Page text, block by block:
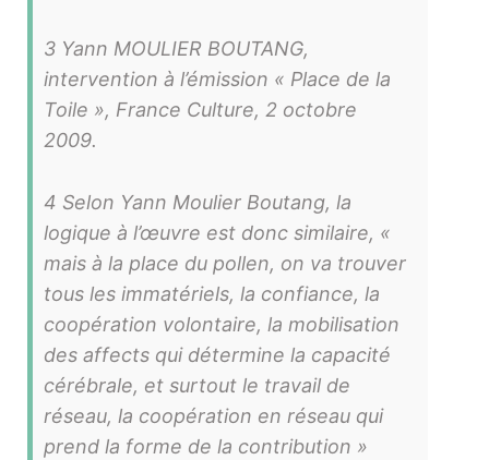
3 Yann MOULIER BOUTANG,
intervention à l’émission « Place de la
Toile », France Culture, 2 octobre
2009.
4 Selon Yann Moulier Boutang, la
logique à l’œuvre est donc similaire, «
mais à la place du pollen, on va trouver
tous les immatériels, la confiance, la
coopération volontaire, la mobilisation
des affects qui détermine la capacité
cérébrale, et surtout le travail de
réseau, la coopération en réseau qui
prend la forme de la contribution »